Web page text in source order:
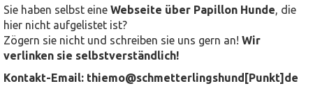
Sie haben selbst eine Webseite über Papillon Hunde, die
hier nicht aufgelistet ist?
Zögern sie nicht und schreiben sie uns gern an! Wir
verlinken sie selbstverständlich!
Kontakt-Email: thiemo@schmetterlingshund[Punkt]de